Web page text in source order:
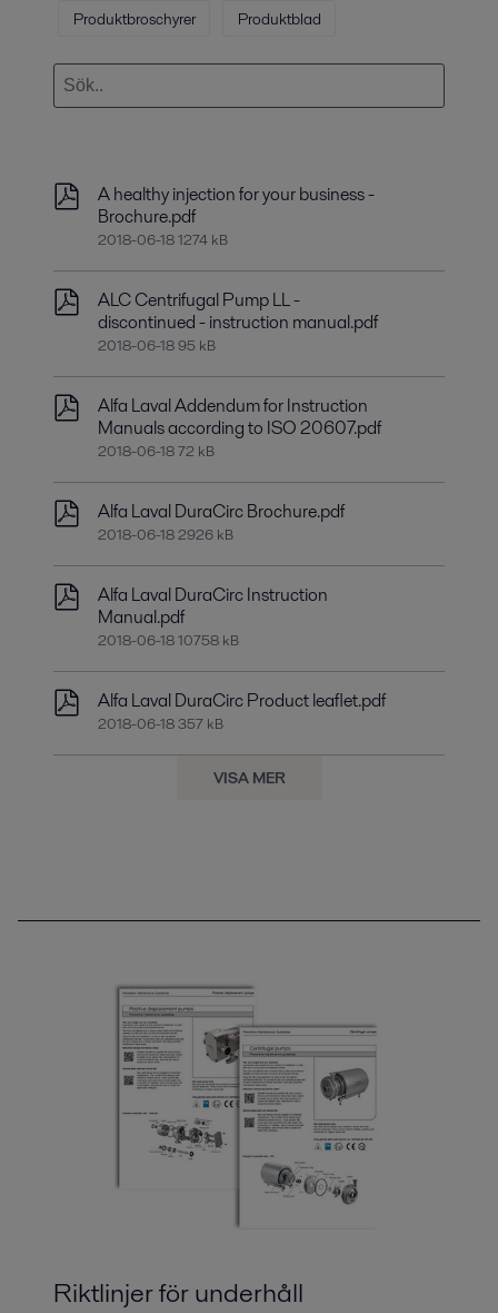
Produktbroschyrer Produktblad
A healthy injection for your business -
Brochure.pdf
2018-06-18 1274 kB
ALC Centrifugal Pump LL -
discontinued - instruction manual.pdf
2018-06-18 95 kB
Alfa Laval Addendum for Instruction
Manuals according to ISO 20607.pdf
2018-06-18 72 kB
Alfa Laval DuraCirc Brochure.pdf
2018-06-18 2926 kB
Alfa Laval DuraCirc Instruction
Manual.pdf
2018-06-18 10758 kB
Alfa Laval DuraCirc Product leaflet.pdf
2018-06-18 357 kB
VISA MER
Riktlinjer för underhåll